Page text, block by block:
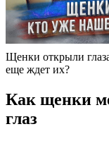
Щенки открыли
еще ждет их?
Как щенки
глаз